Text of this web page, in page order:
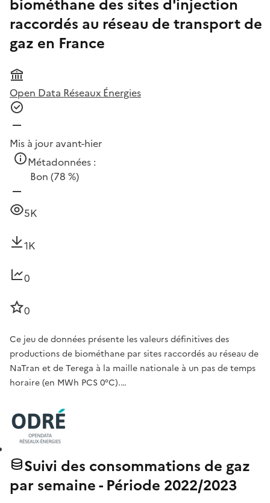
biométhane des sites d'injection
raccordés au réseau de transport de
gaz en France
Open Data Réseaux Énergies
Mis à jour avant-hier
Métadonnées :
Bon (78 %)
5K
1K
0
0
Ce jeu de données présente les valeurs définitives des
productions de biométhane par sites raccordés au réseau de
NaTran et de Terega à la maille nationale à un pas de temps
horaire (en MWh PCS 0°C).…
Suivi des consommations de gaz
par semaine - Période 2022/2023